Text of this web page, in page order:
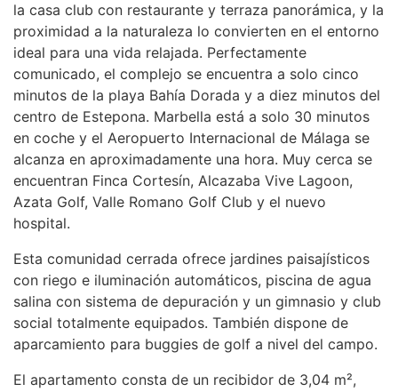
la casa club con restaurante y terraza panorámica, y la
proximidad a la naturaleza lo convierten en el entorno
ideal para una vida relajada. Perfectamente
comunicado, el complejo se encuentra a solo cinco
minutos de la playa Bahía Dorada y a diez minutos del
centro de Estepona. Marbella está a solo 30 minutos
en coche y el Aeropuerto Internacional de Málaga se
alcanza en aproximadamente una hora. Muy cerca se
encuentran Finca Cortesín, Alcazaba Vive Lagoon,
Azata Golf, Valle Romano Golf Club y el nuevo
hospital.
Esta comunidad cerrada ofrece jardines paisajísticos
con riego e iluminación automáticos, piscina de agua
salina con sistema de depuración y un gimnasio y club
social totalmente equipados. También dispone de
aparcamiento para buggies de golf a nivel del campo.
El apartamento consta de un recibidor de 3,04 m²,